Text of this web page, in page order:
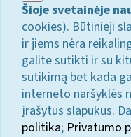
Šioje svetainėje
cookies). Būtinieji
ir jiems nėra
galite sutikti ir su
sutikimą bet kada
interneto naršyklės
įrašytus slapukus.
politika; Privatumo